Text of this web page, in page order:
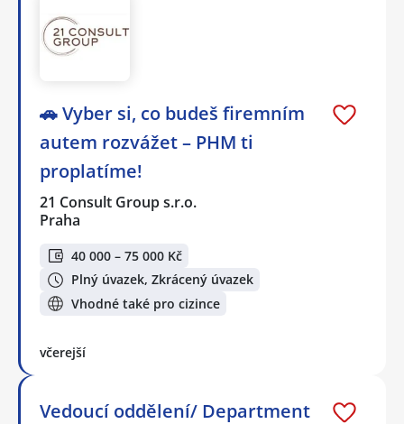
🚗 Vyber si, co budeš firemním
autem rozvážet – PHM ti
proplatíme!
21 Consult Group s.r.o.
Praha
40 000 – 75 000 Kč
Plný úvazek, Zkrácený úvazek
Vhodné také pro cizince
včerejší
Vedoucí oddělení/ Department